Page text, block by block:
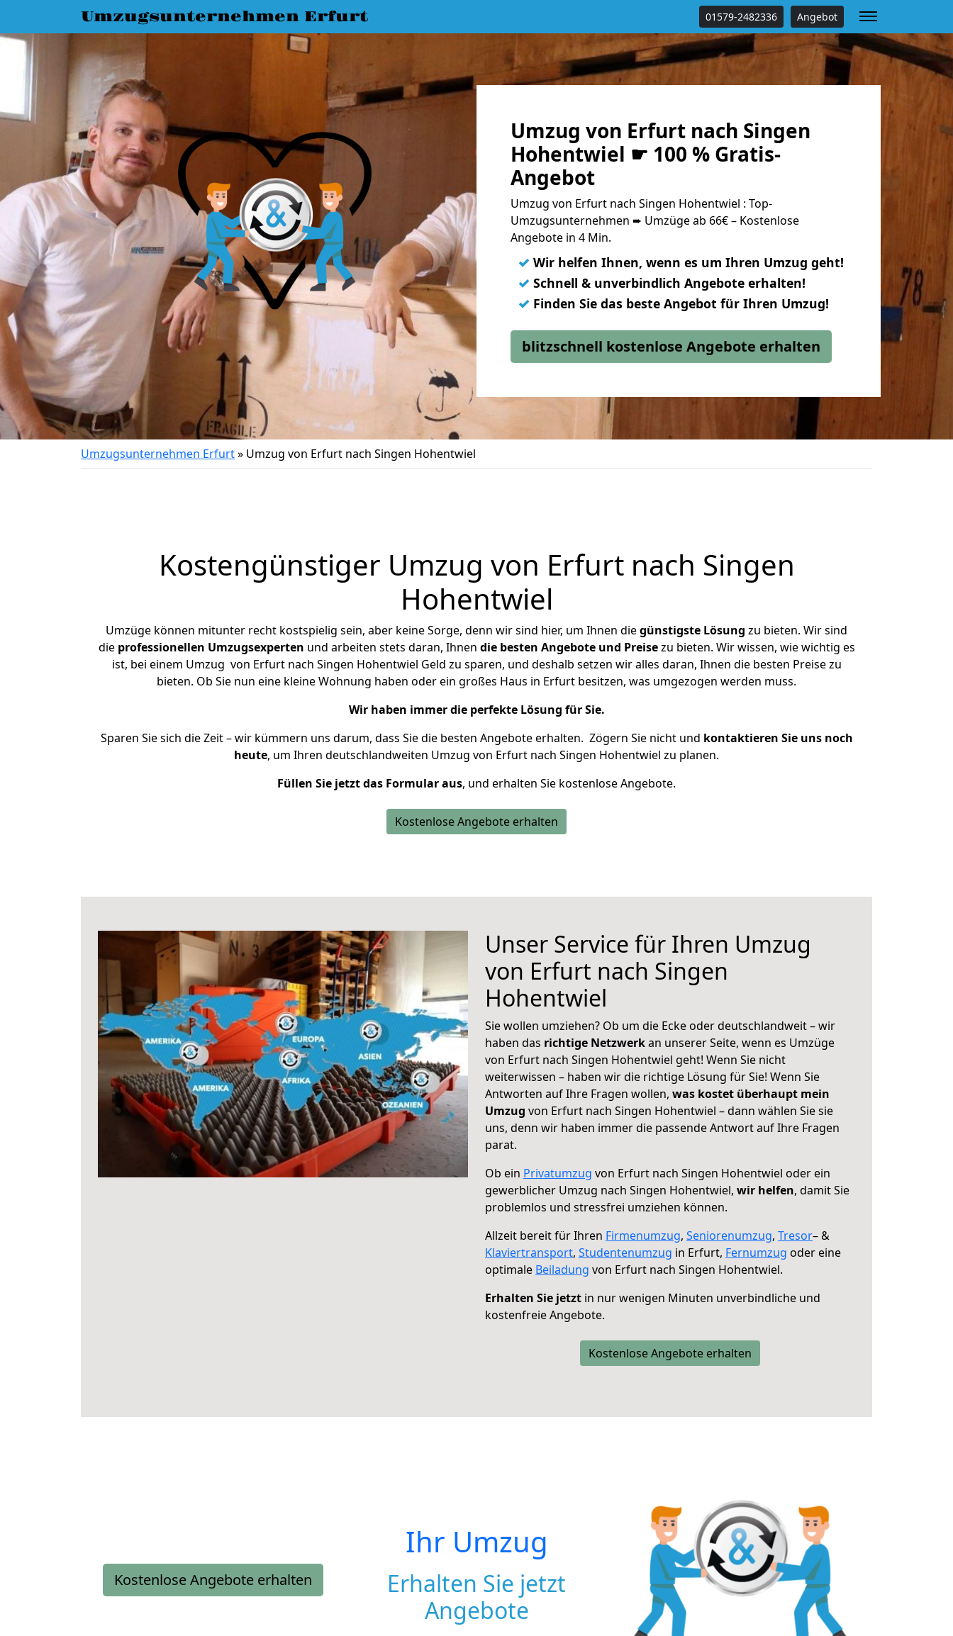
Umzugsunternehmen Erfurt 01579-2482336 Angebot
Umzug von Erfurt nach Singen
Hohentwiel ☛ 100 % Gratis-
Angebot
Umzug von Erfurt nach Singen Hohentwiel : Top-
Umzugsunternehmen ➨ Umzüge ab 66€ – Kostenlose
Angebote in 4 Min.
✓ Wir helfen Ihnen, wenn es um Ihren Umzug geht!
✓ Schnell & unverbindlich Angebote erhalten!
✓ Finden Sie das beste Angebot für Ihren Umzug!
blitzschnell kostenlose Angebote erhalten
Umzugsunternehmen Erfurt» Umzug von Erfurt nach Singen Hohentwiel
Kostengünstiger Umzug von Erfurt nach Singen
Hohentwiel
Umzüge können mitunter recht kostspielig sein, aber keine Sorge, denn wir sind hier, um Ihnen diegünstigste Lösung zu bieten. Wir sind
die professionellen Umzugsexperten und arbeiten stets daran, Ihnen die besten Angebote und Preisezu bieten. Wir wissen, wie wichtig es
ist, bei einem Umzug von Erfurt nach Singen Hohentwiel Geld zu sparen, und deshalb setzen wir alles daran, Ihnen die besten Preise zu
bieten. Ob Sie nun eine kleine Wohnung haben oder ein großes Haus in Erfurt besitzen, was umgezogen werden muss.
Wir haben immer die perfekte Lösung für Sie.
Sparen Sie sich die Zeit – wir kümmern uns darum, dass Sie die besten Angebote erhalten. Zögern Sie nicht und kontaktieren Sie uns noch
heute, um Ihren deutschlandweiten Umzug von Erfurt nach Singen Hohentwiel zu planen.
Füllen Sie jetzt das Formular aus, und erhalten Sie kostenlose Angebote.
Kostenlose Angebote erhalten
Unser Service für Ihren Umzug
von Erfurt nach Singen
Hohentwiel
Sie wollen umziehen? Ob um die Ecke oder deutschlandweit – wir
haben das richtige Netzwerkan unserer Seite, wenn es Umzüge
von Erfurt nach Singen Hohentwiel geht! Wenn Sie nicht
weiterwissen – haben wir die richtige Lösung für Sie! Wenn Sie
Antworten auf Ihre Fragen wollen, was kostet überhaupt mein
Umzug von Erfurt nach Singen Hohentwiel – dann wählen Sie sie
uns, denn wir haben immer die passende Antwort auf Ihre Fragen
parat.
Ob ein Privatumzug von Erfurt nach Singen Hohentwiel oder ein
gewerblicher Umzug nach Singen Hohentwiel, wir helfen, damit Sie
problemlos und stressfrei umziehen können.
Allzeit bereit für Ihren Firmenumzug, Seniorenumzug, Tresor– &
Klaviertransport, Studentenumzug in Erfurt, Fernumzug oder eine
optimale Beiladung von Erfurt nach Singen Hohentwiel.
Erhalten Sie jetzt in nur wenigen Minuten unverbindliche und
kostenfreie Angebote.
Kostenlose Angebote erhalten
Kostenlose Angebote erhalten
Ihr Umzug
Erhalten Sie jetzt
Angebote